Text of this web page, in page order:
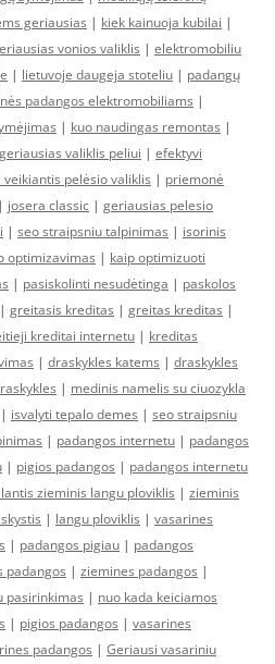
geriausias | kiek kainuoja kubilai |
vonios valiklis | elektromobiliu
| lietuvoje daugeja stoteliu | padangų
padangos elektromobiliams |
| kuo naudingas remontas |
geriausias valiklis peliui | efektyvi
pelėsio valiklis | priemonė
| josera classic | geriausias pelesio
| seo straipsniu talpinimas | isorinis
optimizavimas | kaip optimizuoti
| pasiskolinti nesudėtinga | paskolos
| greitasis kreditas | greitas kreditas |
kreditai internetu | kreditas
| draskykles katems | draskykles
| medinis namelis su ciuozykla
| isvalyti tepalo demes | seo straipsniu
| padangos internetu | padangos
| pigios padangos | padangos internetu
zieminis langu ploviklis | zieminis
| langu ploviklis | vasarines
| padangos pigiau | padangos
padangos | ziemines padangos |
pasirinkimas | nuo kada keiciamos
| pigios padangos | vasarines
padangos | Geriausi vasariniu